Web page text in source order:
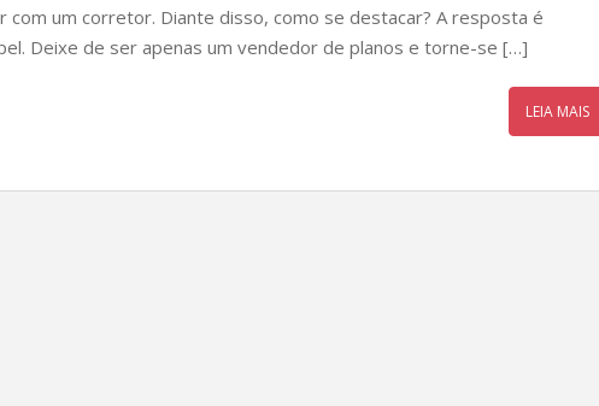
com um corretor. Diante disso, como se destacar? A resposta é
Deixe de ser apenas um vendedor de planos e torne-se […]
LEIA MAIS